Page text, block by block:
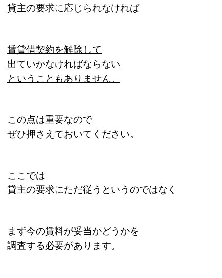
貸主の要求に応じられなければ
賃貸借契約を解除して
出ていかなければならない
ということもありません。
この点は重要なので
ぜひ押さえておいてください。
ここでは
貸主の要求にただ従うというのではなく
まず今の賃料が妥当かどうかを
調査する必要があります。